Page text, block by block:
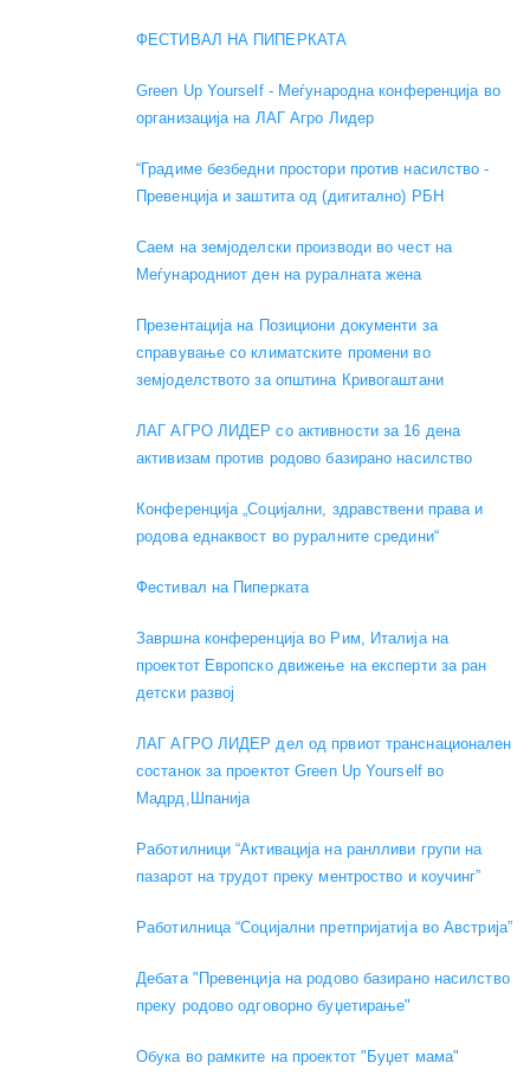
ФЕСТИВАЛ НА ПИПЕРКАТА
Green Up Yourself - Меѓународна конференција во
организација на ЛАГ Агро Лидер
“Градиме безбедни простори против насилство -
Превенција и заштита од (дигитално) РБН
Саем на земјоделски производи во чест на
Меѓународниот ден на руралната жена
Презентација на Позициони документи за
справување со климатските промени во
земјоделството за општина Кривогаштани
ЛАГ АГРО ЛИДЕР со активности за 16 дена
активизам против родово базирано насилство
Конференција „Социјални, здравствени права и
родова еднаквост во руралните средини“
Фестивал на Пиперката
Завршна конференција во Рим, Италија на
проектот Европско движење на експерти за ран
детски развој
ЛАГ АГРО ЛИДЕР дел од првиот транснационален
состанок за проектот Green Up Yourself во
Мадрд,Шпанија
Работилници “Активација на ранлливи групи на
пазарот на трудот преку ментроство и коучинг”
Работилница “Социјални претпријатија во Австрија”
Дебата "Превенција на родово базирано насилство
преку родово одговорно буџетирање"
Обука во рамките на проектот "Буџет мама"